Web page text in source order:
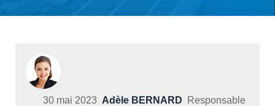
30 mai 2023 Adèle BERNARD Responsable